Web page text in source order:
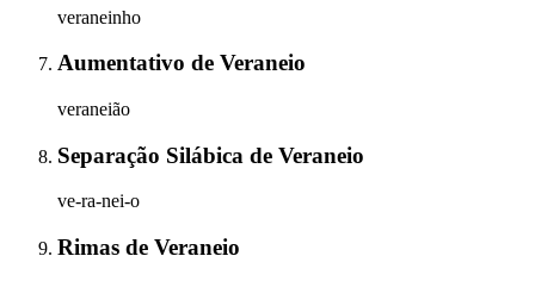
veraneinho
Aumentativo de Veraneio
veraneião
Separação Silábica de Veraneio
ve-ra-nei-o
Rimas de Veraneio